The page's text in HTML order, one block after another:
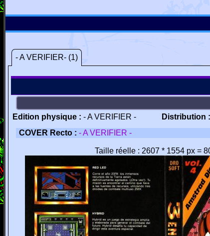
- A VERIFIER- (1)
Edition physique : - A VERIFIER - Distribution :
COVER Recto : - A VERIFIER -
Taille réelle : 2607 * 1554 px =